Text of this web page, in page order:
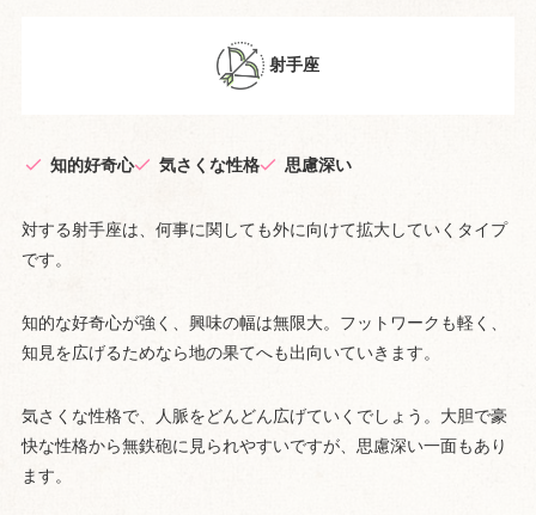
射手座
知的好奇心 気さくな性格 思慮深い
対する射手座は、何事に関しても外に向けて拡大していくタイプ
です。
知的な好奇心が強く、興味の幅は無限大。フットワークも軽く、
知見を広げるためなら地の果てへも出向いていきます。
気さくな性格で、人脈をどんどん広げていくでしょう。大胆で豪
快な性格から無鉄砲に見られやすいですが、思慮深い一面もあり
ます。